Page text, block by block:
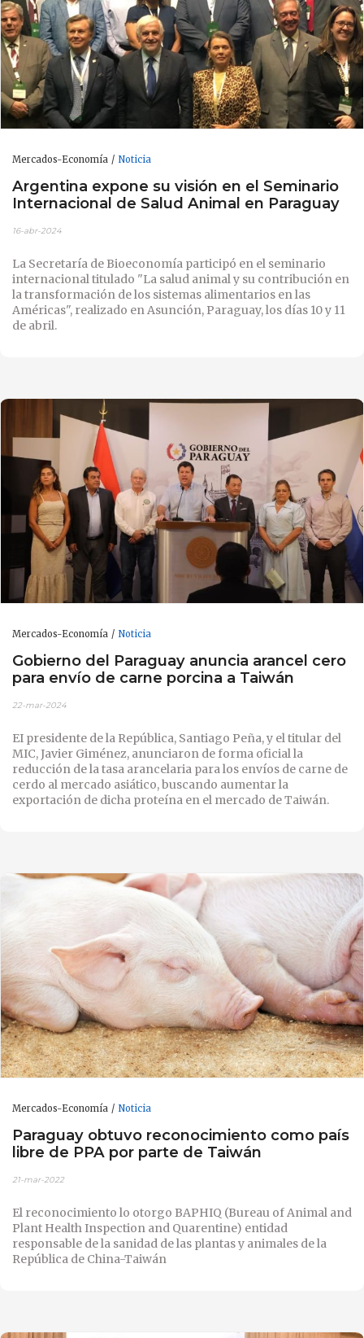
Mercados-Economía Noticia
Argentina expone su visión en el Seminario
Internacional de Salud Animal en Paraguay
16-abr-2024
La Secretaría de Bioeconomía participó en el seminario
internacional titulado "La salud animal y su contribución en
la transformación de los sistemas alimentarios en las
Américas", realizado en Asunción, Paraguay, los días 10 y 11
de abril.
Mercados-Economía Noticia
Gobierno del Paraguay anuncia arancel cero
para envío de carne porcina a Taiwán
22-mar-2024
EI presidente de la República, Santiago Peña, y el titular del
MIC, Javier Giménez, anunciaron de forma oficial la
reducción de la tasa arancelaria para los envíos de carne de
cerdo al mercado asiático, buscando aumentar la
exportación de dicha proteína en el mercado de Taiwán.
Mercados-Economía Noticia
Paraguay obtuvo reconocimiento como país
libre de PPA por parte de Taiwán
21-mar-2022
El reconocimiento lo otorgo BAPHIQ (Bureau of Animal and
Plant Health Inspection and Quarentine) entidad
responsable de la sanidad de las plantas y animales de la
República de China-Taiwán